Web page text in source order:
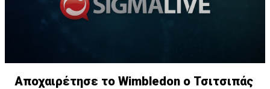
Αποχαιρέτησε το Wimbledon ο Τσιτσιπάς